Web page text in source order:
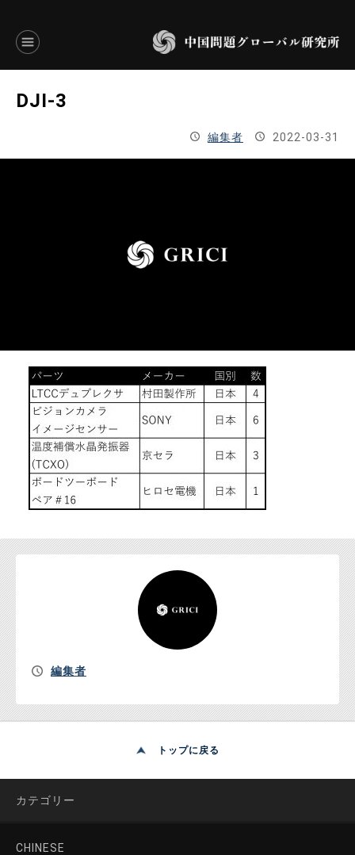
JAPANESE
お問い合わせ
DJI-3
編集者 2022-03-31
編集者
トップに戻る
カテゴリー
CHINESE